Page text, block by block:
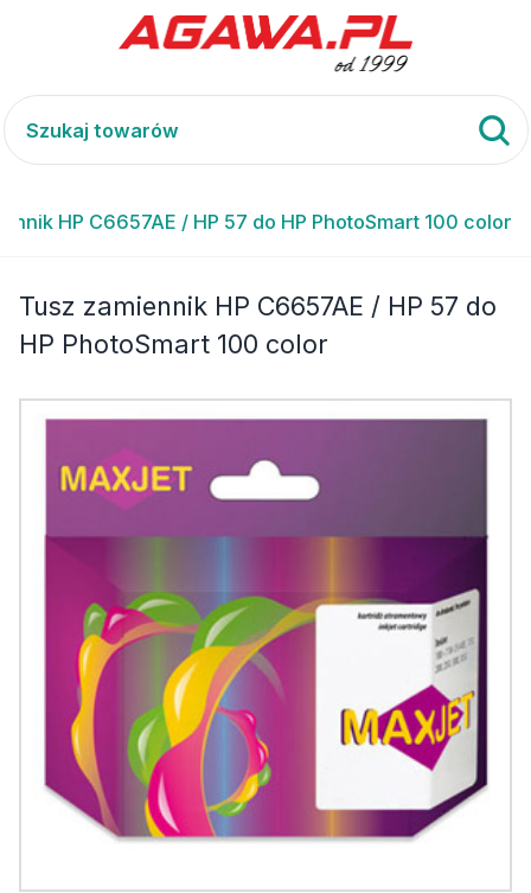
HP C6657AE / HP 57 do HP PhotoSmart 100 color
Tusz zamiennik HP C6657AE / HP 57 do
HP PhotoSmart 100 color